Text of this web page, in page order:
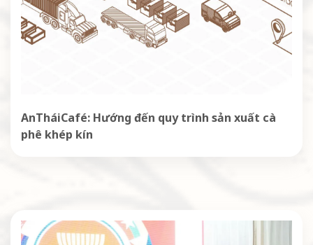
AnTháiCafé: Hướng đến quy trình sản xuất cà
phê khép kín